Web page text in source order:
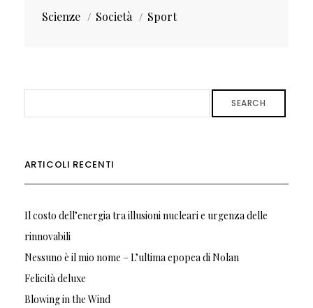
Scienze
Società Sport
SEARCH
ARTICOLI RECENTI
Il costo dell’energia tra illusioni nucleari e urgenza delle
rinnovabili
Nessuno è il mio nome – L’ultima epopea di Nolan
Felicità deluxe
Blowing in the Wind